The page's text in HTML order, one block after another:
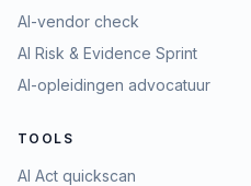
AI-vendor check
AI Risk & Evidence Sprint
AI-opleidingen advocatuur
TOOLS
AI Act quickscan